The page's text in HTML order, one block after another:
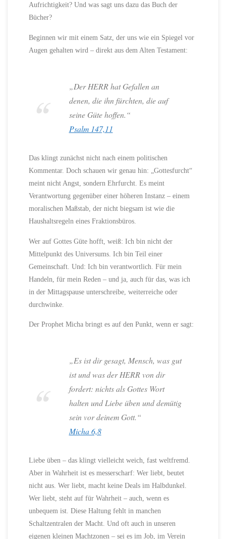
Aufrichtigkeit? Und was sagt uns dazu das Buch der
Bücher?
Beginnen wir mit einem Satz, der uns wie ein Spiegel vor
Augen gehalten wird – direkt aus dem Alten Testament:
„Der HERR hat Gefallen an
denen, die ihn fürchten, die auf
seine Güte hoffen.“
Psalm 147,11
Das klingt zunächst nicht nach einem politischen
Kommentar. Doch schauen wir genau hin: „Gottesfurcht“
meint nicht Angst, sondern Ehrfurcht. Es meint
Verantwortung gegenüber einer höheren Instanz – einem
moralischen Maßstab, der nicht biegsam ist wie die
Haushaltsregeln eines Fraktionsbüros.
Wer auf Gottes Güte hofft, weiß: Ich bin nicht der
Mittelpunkt des Universums. Ich bin Teil einer
Gemeinschaft. Und: Ich bin verantwortlich. Für mein
Handeln, für mein Reden – und ja, auch für das, was ich
in der Mittagspause unterschreibe, weiterreiche oder
durchwinke.
Der Prophet Micha bringt es auf den Punkt, wenn er sagt:
„Es ist dir gesagt, Mensch, was gut
ist und was der HERR von dir
fordert: nichts als Gottes Wort
halten und Liebe üben und demütig
sein vor deinem Gott.“
Micha 6,8
Liebe üben – das klingt vielleicht weich, fast weltfremd.
Aber in Wahrheit ist es messerscharf: Wer liebt, beutet
nicht aus. Wer liebt, macht keine Deals im Halbdunkel.
Wer liebt, steht auf für Wahrheit – auch, wenn es
unbequem ist. Diese Haltung fehlt in manchen
Schaltzentralen der Macht. Und oft auch in unseren
eigenen kleinen Machtzonen – sei es im Job, im Verein